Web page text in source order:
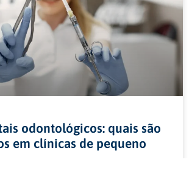
odontológicos: quais são
em clínicas de pequeno